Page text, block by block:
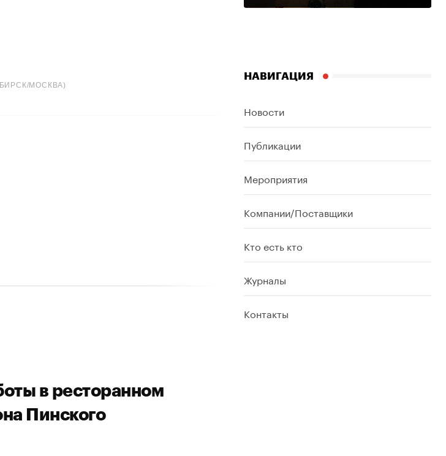
МОСКВА)
в ресторанном
Пинского
НАВИГАЦИЯ
Новости
Публикации
Мероприятия
Компании/Поставщики
Кто есть кто
Журналы
Контакты